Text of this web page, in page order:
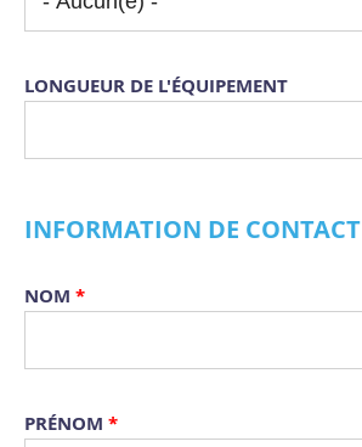
LONGUEUR DE L'ÉQUIPEMENT
INFORMATION DE CONTACT
NOM *
PRÉNOM *